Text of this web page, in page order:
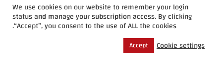
We use cookies on our website to remember your login
status and manage your subscription access. By clicking
“Accept”, you consent to the use of ALL the cookies.
Cookie settings
Accept